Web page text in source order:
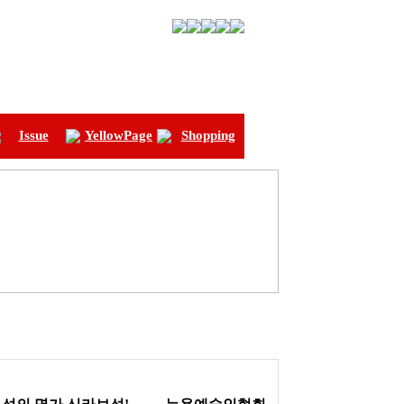
Issue YellowPage Shopping